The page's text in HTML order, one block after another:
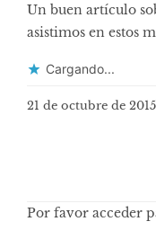
Un buen artículo
asistimos en estos
Cargando...
21 de octubre de
Por favor acceder